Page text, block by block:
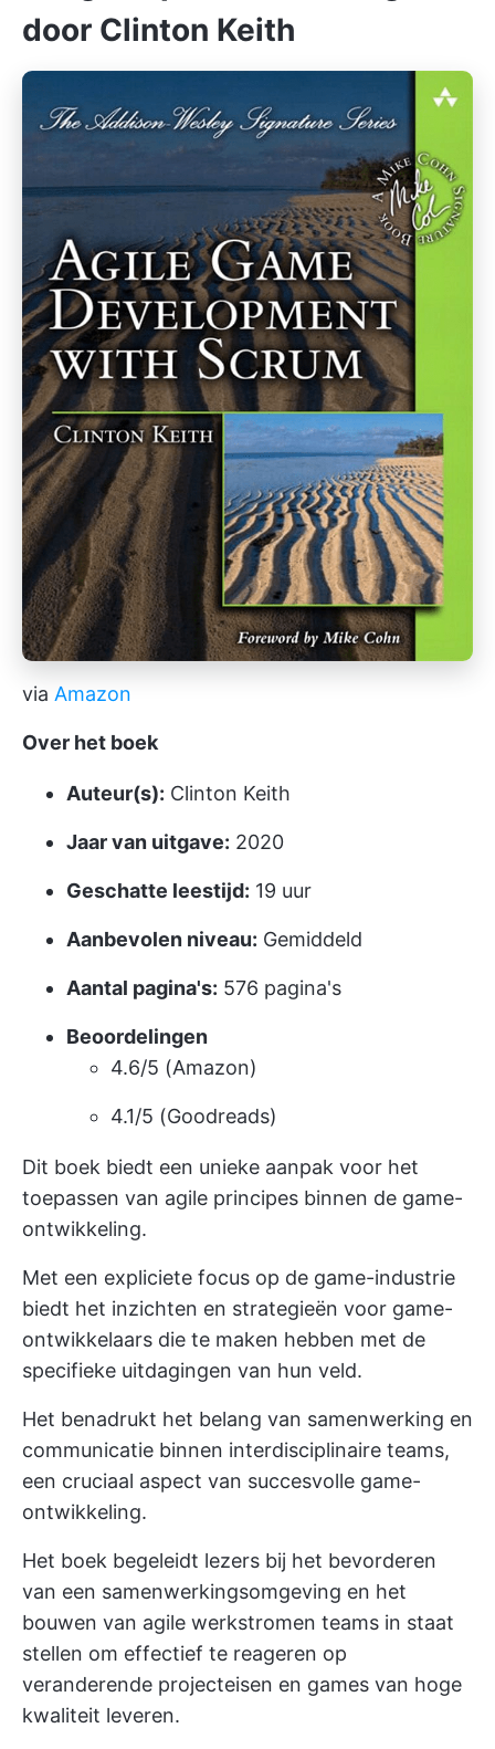
door Clinton Keith
via Amazon
Over het boek
Auteur(s): Clinton Keith
Jaar van uitgave: 2020
Geschatte leestijd: 19 uur
Aanbevolen niveau: Gemiddeld
Aantal pagina's: 576 pagina's
Beoordelingen
4.6/5 (Amazon)
4.1/5 (Goodreads)
Dit boek biedt een unieke aanpak voor het
toepassen van agile principes binnen de game-
ontwikkeling.
Met een expliciete focus op de game-industrie
biedt het inzichten en strategieën voor game-
ontwikkelaars die te maken hebben met de
specifieke uitdagingen van hun veld.
Het benadrukt het belang van samenwerking en
communicatie binnen interdisciplinaire teams,
een cruciaal aspect van succesvolle game-
ontwikkeling.
Het boek begeleidt lezers bij het bevorderen
van een samenwerkingsomgeving en het
bouwen van agile werkstromen teams in staat
stellen om effectief te reageren op
veranderende projecteisen en games van hoge
kwaliteit leveren.